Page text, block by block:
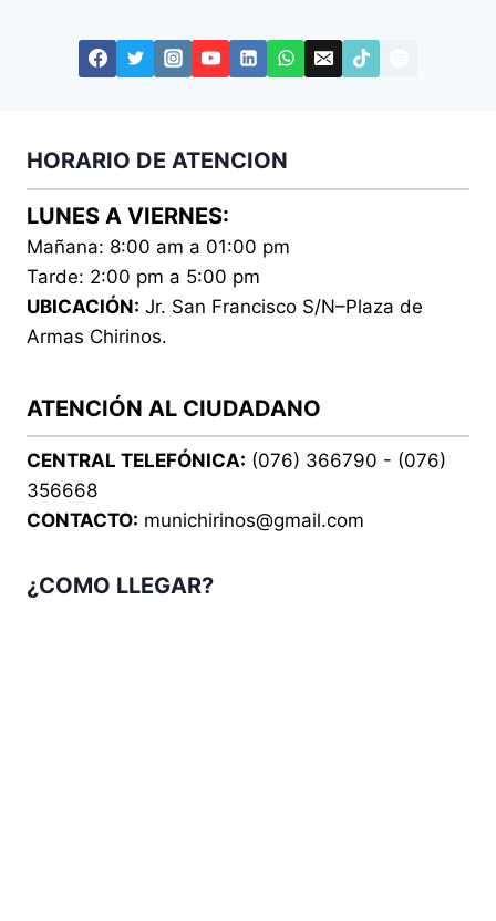
MDCH
HORARIO DE ATENCION
LUNES A VIERNES:
Mañana: 8:00 am a 01:00 pm
Tarde: 2:00 pm a 5:00 pm
UBICACIÓN: Jr. San Francisco S/N–Plaza de
Armas Chirinos.
ATENCIÓN AL CIUDADANO
CENTRAL TELEFÓNICA: (076) 366790 - (076)
356668
CONTACTO: munichirinos@gmail.com
¿COMO LLEGAR?